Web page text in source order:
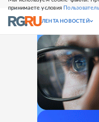
принимаете условия
СВЕЖИЙ НОМЕР
ЛЕНТА НОВОСТЕЙ